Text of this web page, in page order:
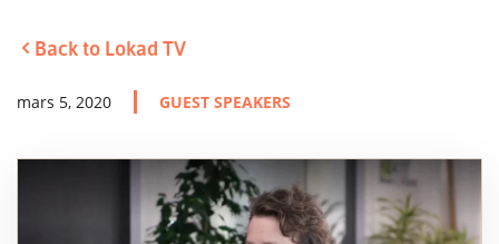
Back to Lokad TV
mars 5, 2020 GUEST SPEAKERS